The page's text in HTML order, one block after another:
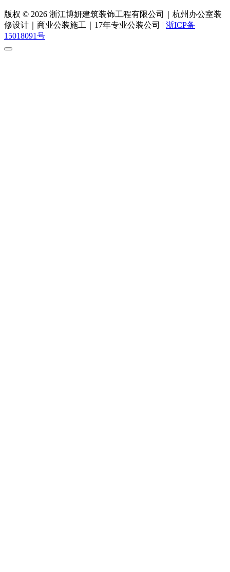
版权 © 2026 浙江博妍建筑装饰工程有限公司｜杭州办公室装
修设计｜商业公装施工｜17年专业公装公司 | 浙ICP备
15018091号